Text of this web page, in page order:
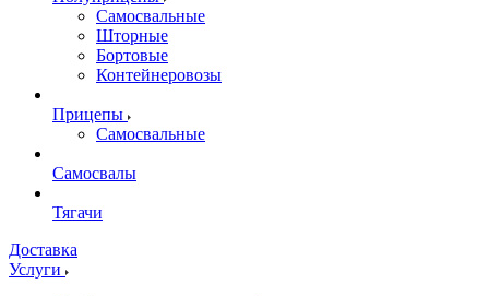
Самосвальные
Шторные
Бортовые
Контейнеровозы
Прицепы
Самосвальные
Самосвалы
Тягачи
Доставка
Услуги